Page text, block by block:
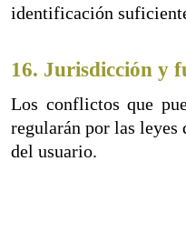
identificación
16. Jurisdicción y
Los conflictos que
regularán por las leyes
del usuario.